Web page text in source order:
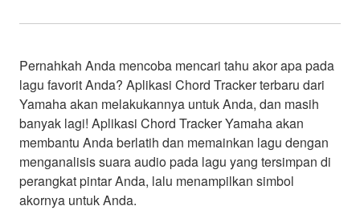
Pernahkah Anda mencoba mencari tahu akor apa pada
lagu favorit Anda? Aplikasi Chord Tracker terbaru dari
Yamaha akan melakukannya untuk Anda, dan masih
banyak lagi! Aplikasi Chord Tracker Yamaha akan
membantu Anda berlatih dan memainkan lagu dengan
menganalisis suara audio pada lagu yang tersimpan di
perangkat pintar Anda, lalu menampilkan simbol
akornya untuk Anda.